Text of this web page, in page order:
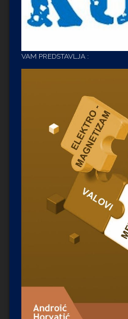
VAM PREDSTAVLJA :